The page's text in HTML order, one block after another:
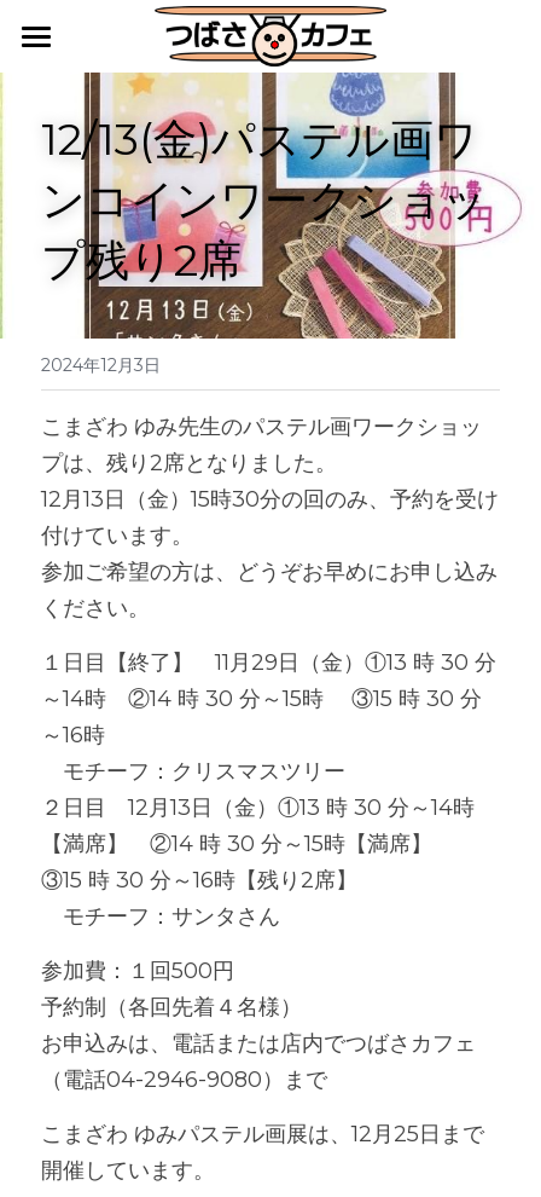
HOME
カフェレストラン
キッチンカー・地域活動
障害福祉サービス施設としての活動
アクセス
ご利用案内
つばさ便りバックナンバー
12/13(金)パステル画ワ
ンコインワークショッ
プ残り2席
2024年12月3日
こまざわ ゆみ先生のパステル画ワークショッ
プは、残り2席となりました。
12月13日（金）15時30分の回のみ、予約を受け
付けています。
参加ご希望の方は、どうぞお早めにお申し込み
ください。
１日目【終了】　11月29日（金）①13 時 30 分
～14時　②14 時 30 分～15時 　③15 時 30 分
～16時
モチーフ：クリスマスツリー
２日目　12月13日（金） ①13 時 30 分～14時
【満席】　②14 時 30 分～15時【満席】
③15 時 30 分～16時【残り2席】
モチーフ：サンタさん
参加費：１回500円
予約制（各回先着４名様）
お申込みは、電話または店内でつばさカフェ
（電話04-2946-9080）まで
こまざわ ゆみパステル画展は、12月25日まで
開催しています。